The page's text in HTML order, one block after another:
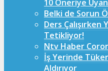
10 Öneriye
Belki de Sorun
Ders
Tetikliyor!
Ntv Haber
İş Yerinde
Aldırıyor